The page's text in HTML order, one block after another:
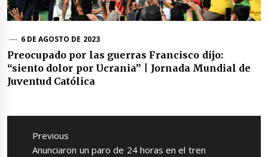
6 DE AGOSTO DE 2023
Preocupado por las guerras Francisco dijo:
“siento dolor por Ucrania” | Jornada Mundial de
Juventud Católica
Navegación
entradas
Previous
Previous
Anunciaron un paro de 24 horas en el tren